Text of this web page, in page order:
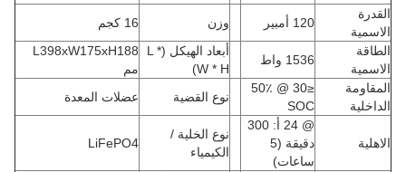
القدرة
الاسمية
120 أمبير وزن
16 كجم
الطاقة
الاسمية
1536 واط
أبعاد الهيكل (L *
W * H
)
L398xW175xH188
مم
المقاومة
الداخلية
≤30 @ 50٪
SOC
نوع القضية عضلات المعدة
الاهلية
@ 24 أ: 300
دقيقة (5
ساعات)
نوع الخلية /
الكيمياء
LiFePO4